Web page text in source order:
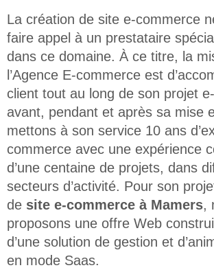
La création de site e-commerce
faire appel à un prestataire
dans ce domaine. À ce titre, la
l’Agence E-commerce est
client tout au long de son projet
avant, pendant et après sa mise
mettons à son service 10 ans
commerce avec une expérience
d’une centaine de projets, dans
secteurs d’activité. Pour son
de site e-commerce à Mamers,
proposons une offre Web
d’une solution de gestion et
en mode Saas.